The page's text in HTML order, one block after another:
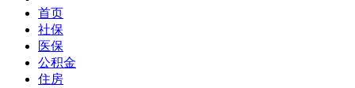
首页
社保
医保
公积金
住房